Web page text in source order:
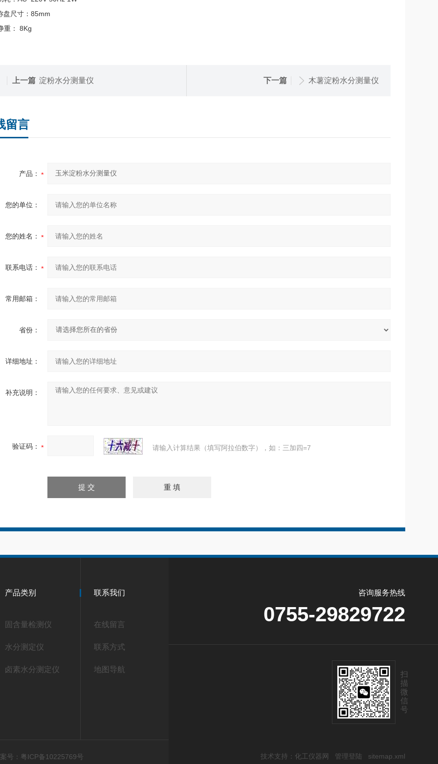
盘尺寸：85mm
重： 8Kg
上一篇 淀粉水分测量仪 下一篇 木薯淀粉水分测量仪
留言
产品：
您的单位：
您的姓名：
联系电话：
常用邮箱：
省份：
详细地址：
补充说明：
验证码： 请输入计算结果（填写阿拉伯数字），如：三加四=7
产品类别
固含量检测仪
水分测定仪
卤素水分测定仪
联系我们
在线留言
联系方式
地图导航
咨询服务热线
0755-29829722
扫
描
微
信
号
号：粤ICP备10225769号 技术支持： 化工仪器网 管理登陆 sitemap.xml